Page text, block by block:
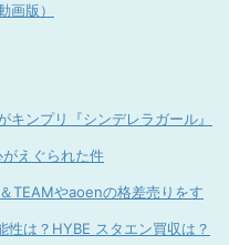
版）
キンプリ『シンデレラガール』
えぐられた件
TEAMやaoenの格差売りをす
性は？HYBE スタエン買収は？